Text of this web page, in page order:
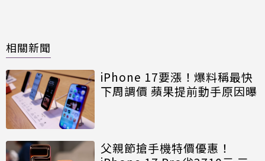
相關新聞
iPhone 17要漲！爆料稱最快
下周調價 蘋果提前動手原因曝
父親節搶手機特價優惠！